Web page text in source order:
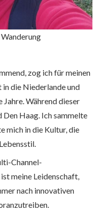
zog ich für meinen
die Niederlande und
Während dieser
Haag. Ich sammelte
mich in die Kultur, die
Channel-
meine Leidenschaft,
nach innovativen